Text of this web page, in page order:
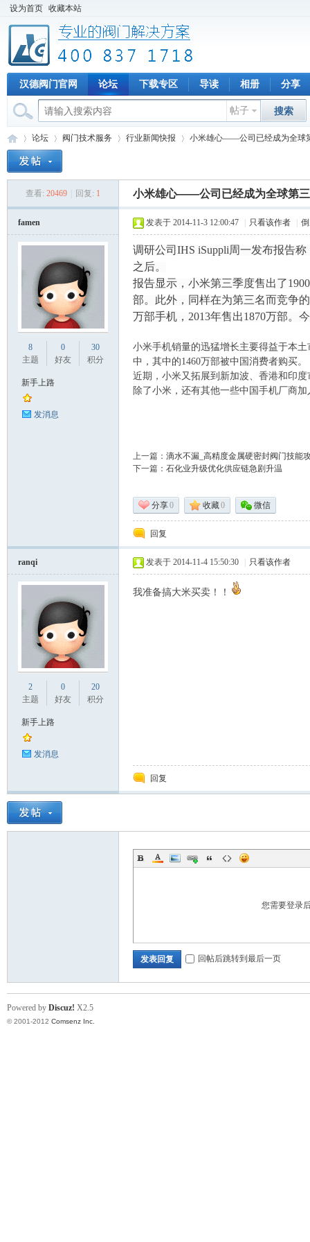
设为首页 收藏本站
汉德阀门官网 论坛 下载专区 导读 相册 分享
帖子 搜索
论坛
›
阀门技术服务 行业新闻快报
›
小米雄心——公司已经成为全球
查看: 20469 回复: 1 小米雄心——公司已经成为全球第
famen
8
主题
0
好友
30
积分
新手上路
发消息
发表于 2014-11-3 12:00:47 只看该作者
调研公司IHS iSuppli周一发布报告
之后。
报告显示，小米第三季度售出了
部。此外，同样在为第三名而竞争
万部手机，2013年售出1870万部。
小米手机销量的迅猛增长主要得益于本
中，其中的1460万部被中国消费者购买。
近期，小米又拓展到新加波、香港和印
除了小米，还有其他一些中国手机厂商
上一篇： 滴水不漏_高精度金属硬密封阀门技能
下一篇： 石化业升级优化供应链急剧升温
分享0 收藏0 微信
回复
ranqi
2
主题
0
好友
20
积分
新手上路
发消息
发表于 2014-11-4 15:50:30 只看该作者
我准备搞大米买卖！！
回复
您需要登录
发表回复 回帖后跳转到最后一页
Powered by Discuz! X2.5
© 2001-2012 Comsenz Inc.